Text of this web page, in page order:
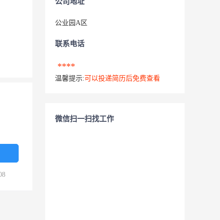
公业园A区
联系电话
****
温馨提示: 可以投递简历后免费查看
微信扫一扫找工作